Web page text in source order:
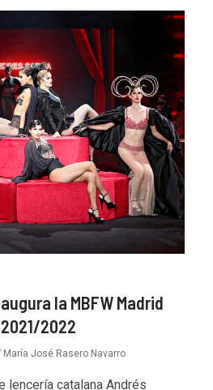
la MBFW Madrid
2022
María José Rasero Navarro
lencería catalana Andrés